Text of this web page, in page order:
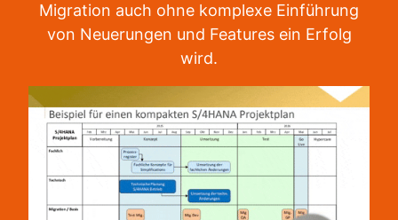
Migration auch ohne komplexe Einführung
von Neuerungen und Features ein Erfolg
wird.